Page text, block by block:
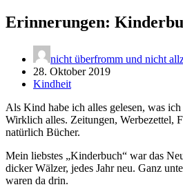
Erinnerungen:
nicht überfromm und nicht
28. Oktober 2019
Kindheit
Als Kind habe ich alles gelesen, was
Wirklich alles. Zeitungen, Werbezettel,
natürlich Bücher.
Mein liebstes „Kinderbuch“ war das
dicker Wälzer, jedes Jahr neu. Ganz
waren da drin.